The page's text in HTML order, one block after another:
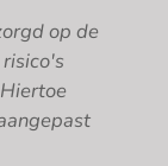
op de